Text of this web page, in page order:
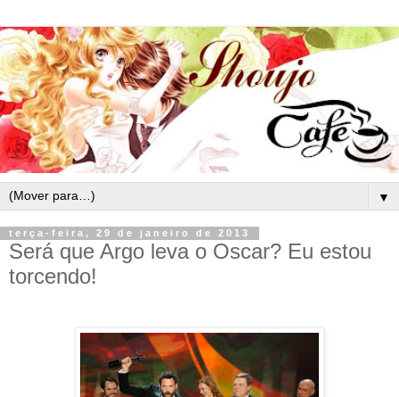
▼
terça-feira, 29 de janeiro de 2013
Será que Argo leva o Oscar? Eu estou
torcendo!